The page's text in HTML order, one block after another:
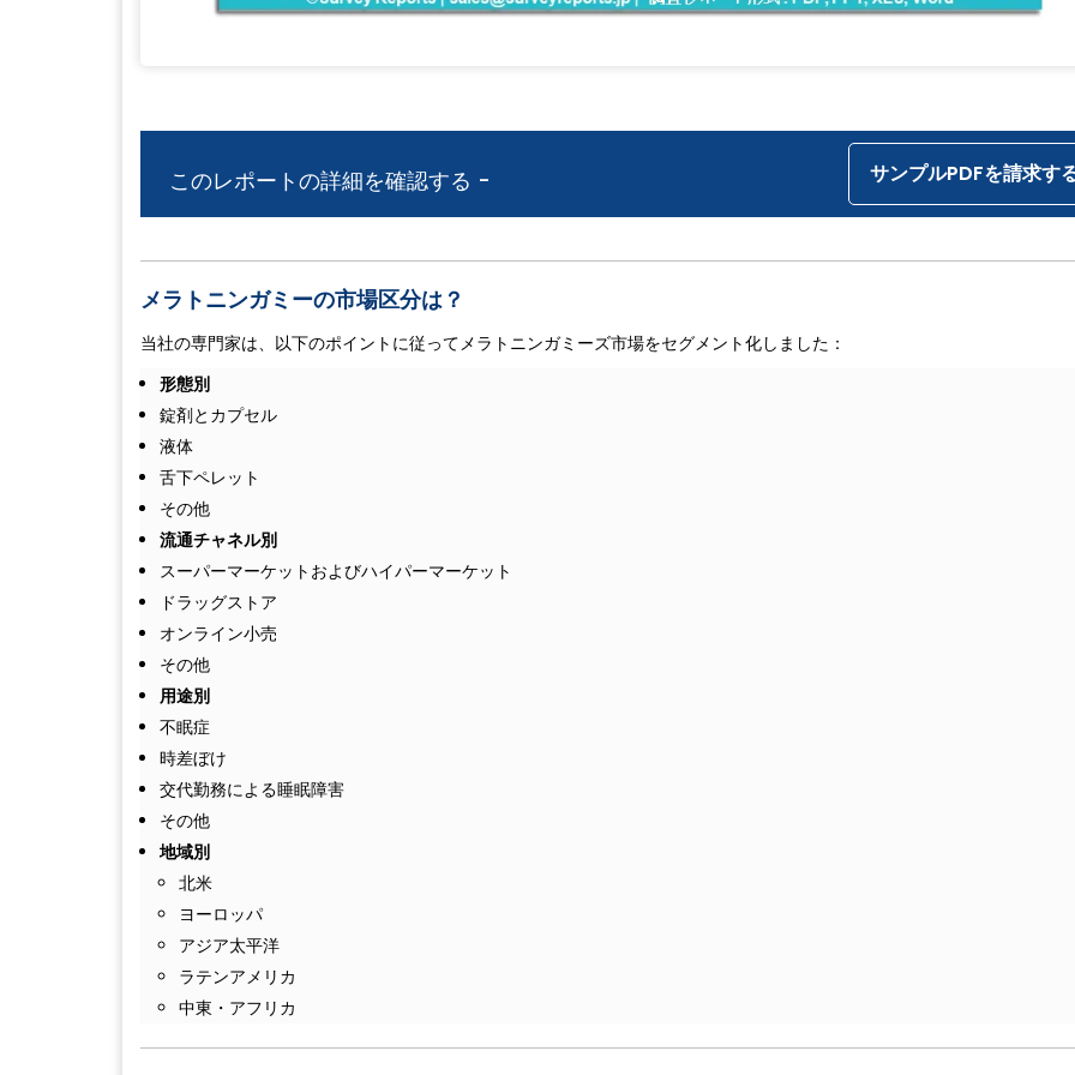
このレポートの詳細を確認する - サンプルPDFを請求す
メラトニンガミーの市場区分は？
当社の専門家は、以下のポイントに従ってメラトニンガミーズ市場をセグメント化しました：
形態別
錠剤とカプセル
液体
舌下ペレット
その他
流通チャネル別
スーパーマーケットおよびハイパーマーケット
ドラッグストア
オンライン小売
その他
用途別
不眠症
時差ぼけ
交代勤務による睡眠障害
その他
地域別
北米
ヨーロッパ
アジア太平洋
ラテンアメリカ
中東・アフリカ